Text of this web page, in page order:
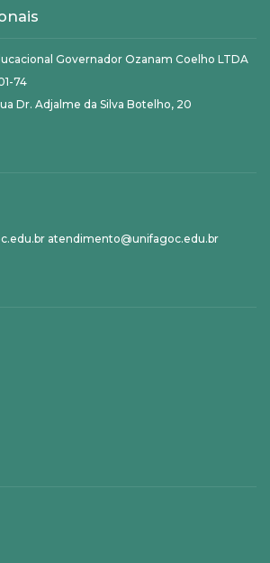
Governador Ozanam Coelho LTDA
74
Dr. Adjalme da Silva Botelho, 20
atendimento@unifagoc.edu.br